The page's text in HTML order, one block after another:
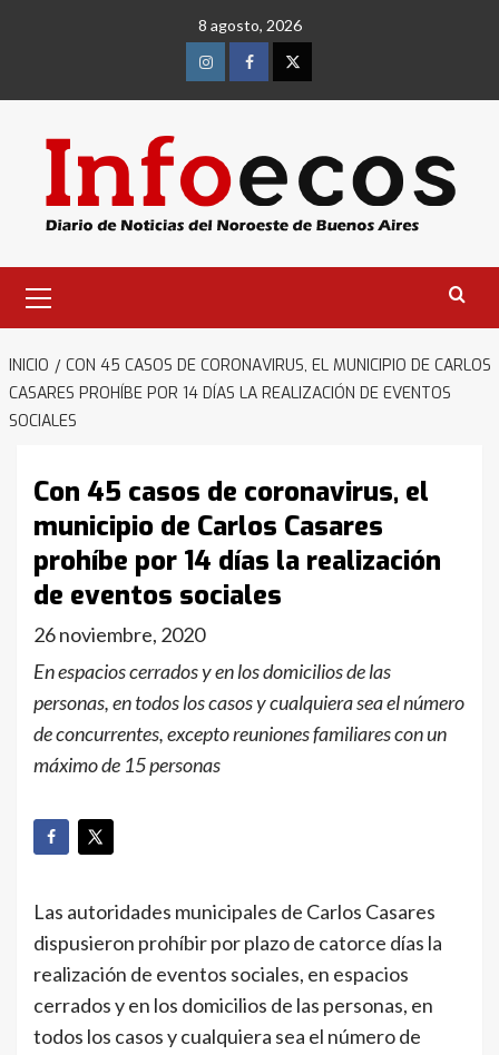
8 agosto, 2026
InstagramFacebookTwitter
primario
INICIO
CON 45 CASOS DE CORONAVIRUS, EL MUNICIPIO DE CARLOS
CASARES PROHÍBE POR 14 DÍAS LA REALIZACIÓN DE EVENTOS
SOCIALES
Con 45 casos de coronavirus, el
municipio de Carlos Casares
prohíbe por 14 días la realización
de eventos sociales
26 noviembre, 2020
En espacios cerrados y en los domicilios de las
personas, en todos los casos y cualquiera sea el número
de concurrentes, excepto reuniones familiares con un
máximo de 15 personas
Las autoridades municipales de Carlos Casares
dispusieron prohíbir por plazo de catorce días la
realización de eventos sociales, en espacios
cerrados y en los domicilios de las personas, en
todos los casos y cualquiera sea el número de